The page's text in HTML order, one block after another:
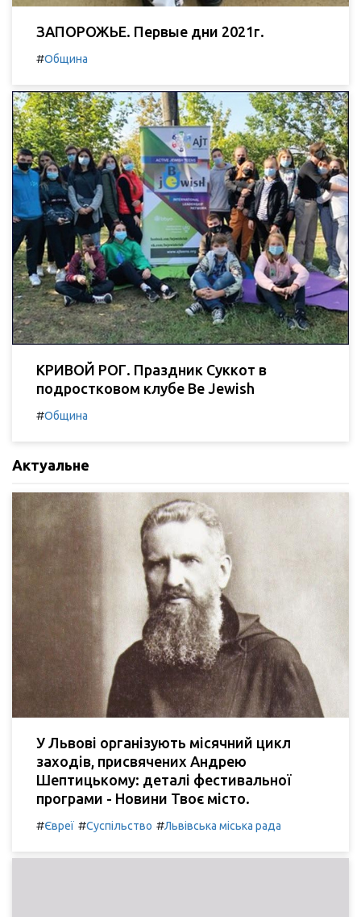
ЗАПОРОЖЬЕ. Первые дни 2021г.
#Община
КРИВОЙ РОГ. Праздник Суккот в
подростковом клубе Be Jewish
#Община
Актуальне
У Львові організують місячний цикл
заходів, присвячених Андрею
Шептицькому: деталі фестивальної
програми - Новини Твоє місто.
#Євреї #Суспільство #Львівська міська рада